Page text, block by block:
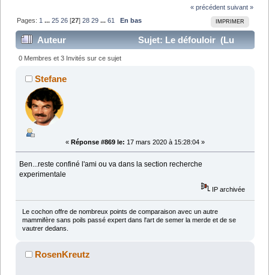
« précédent suivant »
IMPRIMER
Pages: 1 ...25 26 [27]28 29 ...61 En bas
Auteur
Sujet: Le défouloir (Lu
1282464 fois)
0 Membres et 3 Invités sur ce sujet
Stefane
« Réponse #869 le: 17 mars 2020 à 15:28:04 »
Ben...reste confiné l'ami ou va dans la section recherche
experimentale
IP archivée
Le cochon offre de nombreux points de comparaison avec un autre
mammifère sans poils passé expert dans l'art de semer la merde et de se
vautrer dedans.
RosenKreutz